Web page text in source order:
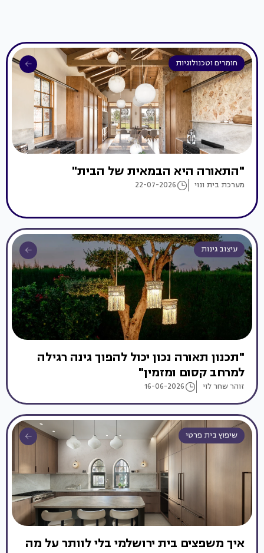
חומרים וטכנולוגיות
"התאורה היא הבמאית של הבית"
מערכת בית ונוי 22-07-2026
עיצוב גינות
"תכנון תאורה נכון יכול להפוך גינה רגילה
למרחב קסום ומזמין"
זוהר שחר לוי 16-06-2026
שיפוץ בית פרטי
איך משפצים בית ירושלמי בלי לוותר על מה